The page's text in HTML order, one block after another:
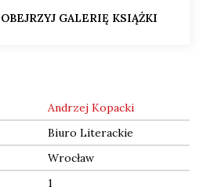
OBEJRZYJ GALERIĘ KSIĄŻKI
Andrzej Kopacki
Biuro Literackie
Wrocław
1